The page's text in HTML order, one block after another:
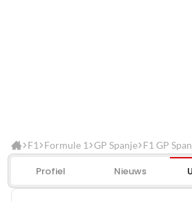
F1 Formule 1 GP Spanje F1 GP
Profiel Nieuws